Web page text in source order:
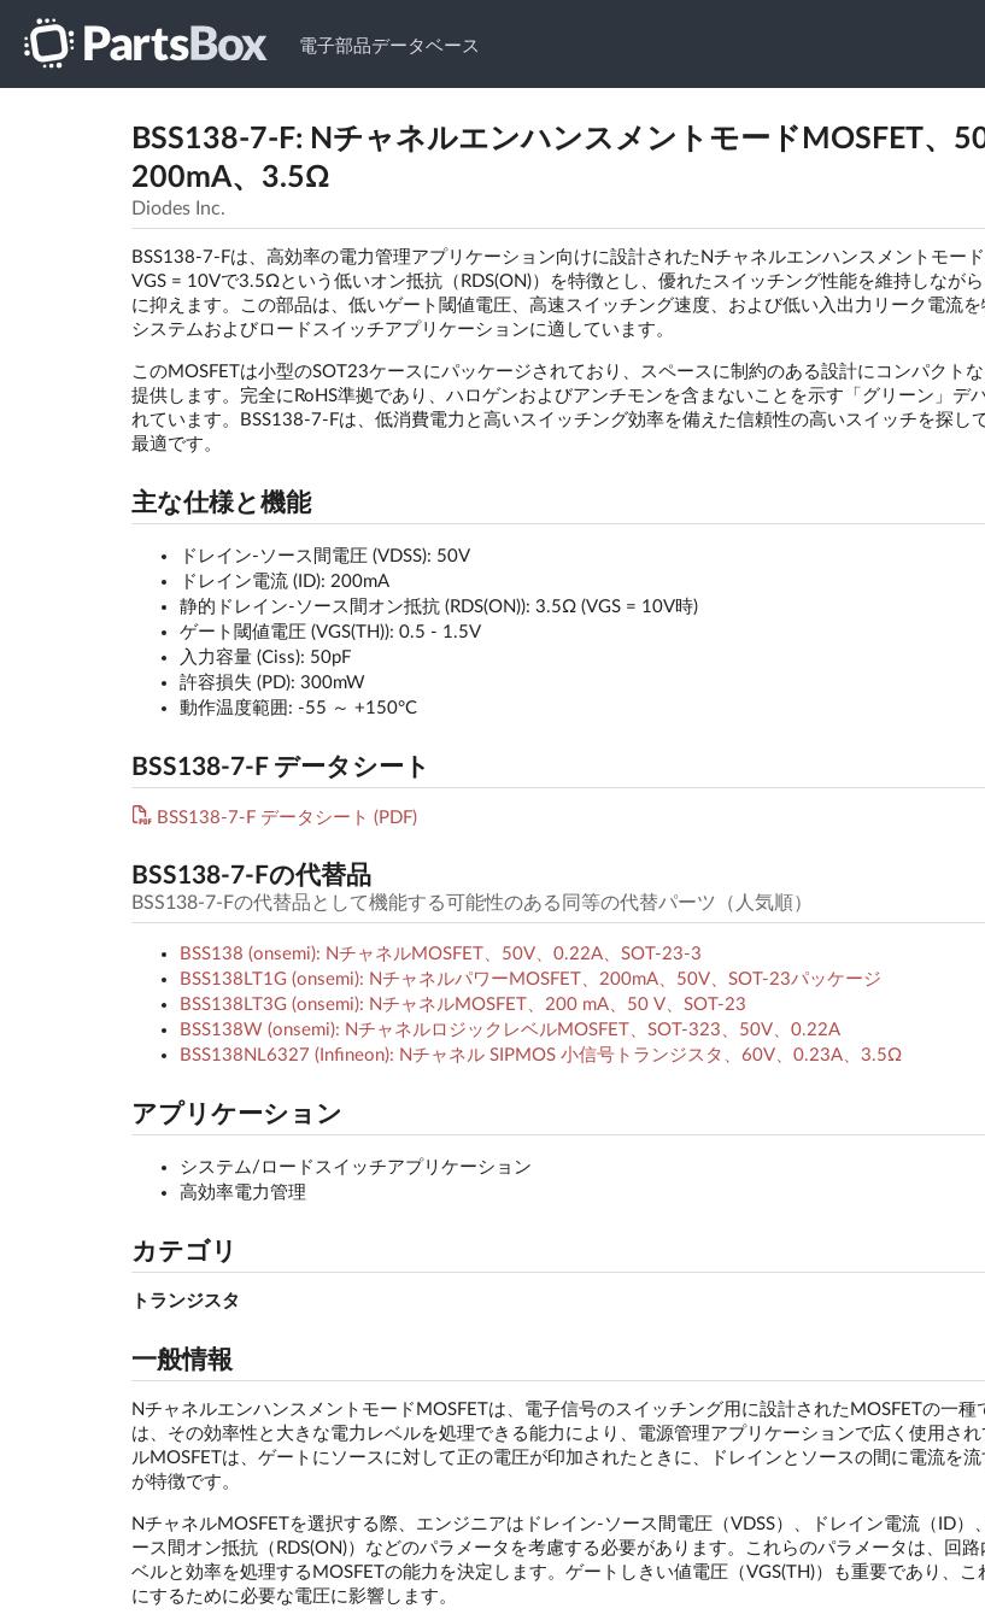
電子部品データベース
BSS138-7-F: NチャネルエンハンスメントモードMOSFET、
200mA、3.5Ω
Diodes Inc.
BSS138-7-Fは、高効率の電力管理アプリケーション向けに設計されたNチャネルエンハンスメントモード
VGS = 10Vで3.5Ωという低いオン抵抗（RDS(ON)）を特徴とし、優れたスイッチング性能を維持しなが
に抑えます。この部品は、低いゲート閾値電圧、高速スイッチング速度、および低い入出力リーク電流を
システムおよびロードスイッチアプリケーションに適しています。
このMOSFETは小型のSOT23ケースにパッケージされており、スペースに制約のある設計にコンパクト
提供します。完全にRoHS準拠であり、ハロゲンおよびアンチモンを含まないことを示す「グリーン」デ
れています。BSS138-7-Fは、低消費電力と高いスイッチング効率を備えた信頼性の高いスイッチを探し
最適です。
主な仕様と機能
ドレイン-ソース間電圧 (VDSS): 50V
ドレイン電流 (ID): 200mA
静的ドレイン-ソース間オン抵抗 (RDS(ON)): 3.5Ω (VGS = 10V時)
ゲート閾値電圧 (VGS(TH)): 0.5 - 1.5V
入力容量 (Ciss): 50pF
許容損失 (PD): 300mW
動作温度範囲: -55 ～ +150°C
BSS138-7-F データシート
BSS138-7-F データシート (PDF)
BSS138-7-Fの代替品
BSS138-7-Fの代替品として機能する可能性のある同等の代替パーツ（人気順）
BSS138 (onsemi): NチャネルMOSFET、50V、0.22A、SOT-23-3
BSS138LT1G (onsemi): NチャネルパワーMOSFET、200mA、50V、SOT-23パッケージ
BSS138LT3G (onsemi): NチャネルMOSFET、200 mA、50 V、SOT-23
BSS138W (onsemi): NチャネルロジックレベルMOSFET、SOT-323、50V、0.22A
BSS138NL6327 (Infineon): Nチャネル SIPMOS 小信号トランジスタ、60V、0.23A、3.5Ω
アプリケーション
システム/ロードスイッチアプリケーション
高効率電力管理
カテゴリ
トランジスタ
一般情報
NチャネルエンハンスメントモードMOSFETは、電子信号のスイッチング用に設計されたMOSFETの一種
は、その効率性と大きな電力レベルを処理できる能力により、電源管理アプリケーションで広く使用さ
ルMOSFETは、ゲートにソースに対して正の電圧が印加されたときに、ドレインとソースの間に電流を
が特徴です。
NチャネルMOSFETを選択する際、エンジニアはドレイン-ソース間電圧（VDSS）、ドレイン電流（ID）
ース間オン抵抗（RDS(ON)）などのパラメータを考慮する必要があります。これらのパラメータは、回
ベルと効率を処理するMOSFETの能力を決定します。ゲートしきい値電圧（VGS(TH)）も重要であり、こ
にするために必要な電圧に影響します。